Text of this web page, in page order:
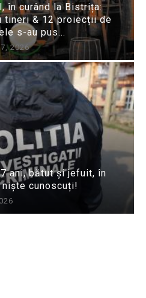
în curând la Bistrița:
tineri & 12 proiecții de
s-au pus...
2026
ani, bătut și jefuit, în
cunoscuți!